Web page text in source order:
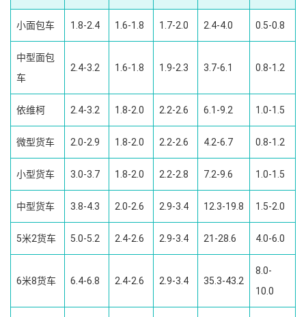
小面包车 1.8-2.4 1.6-1.8 1.7-2.0 2.4-4.0 0.5-0.8
中型面包
车
2.4-3.2 1.6-1.8 1.9-2.3 3.7-6.1 0.8-1.2
依维柯 2.4-3.2 1.8-2.0 2.2-2.6 6.1-9.2 1.0-1.5
微型货车 2.0-2.9 1.8-2.0 2.2-2.6 4.2-6.7 0.8-1.2
小型货车 3.0-3.7 1.8-2.0 2.2-2.8 7.2-9.6 1.0-1.5
中型货车 3.8-4.3 2.0-2.6 2.9-3.4 12.3-19.8 1.5-2.0
5米2货车 5.0-5.2 2.4-2.6 2.9-3.4 21-28.6 4.0-6.0
6米8货车 6.4-6.8 2.4-2.6 2.9-3.4 35.3-43.2
8.0-
10.0